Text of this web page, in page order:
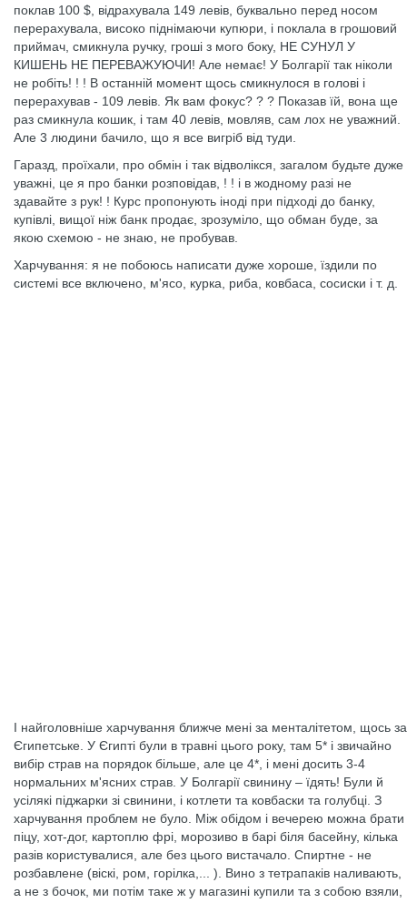
поклав 100 $, відрахувала 149 левів, буквально перед носом
перерахувала, високо піднімаючи купюри, і поклала в грошовий
приймач, смикнула ручку, гроші з мого боку, НЕ СУНУЛ У
КИШЕНЬ НЕ ПЕРЕВАЖУЮЧИ! Але немає! У Болгарії так ніколи
не робіть! ! ! В останній момент щось смикнулося в голові і
перерахував - 109 левів. Як вам фокус? ? ? Показав їй, вона ще
раз смикнула кошик, і там 40 левів, мовляв, сам лох не уважний.
Але 3 людини бачило, що я все вигріб від туди.
Гаразд, проїхали, про обмін і так відволікся, загалом будьте дуже
уважні, це я про банки розповідав, ! ! і в жодному разі не
здавайте з рук! ! Курс пропонують іноді при підході до банку,
купівлі, вищої ніж банк продає, зрозуміло, що обман буде, за
якою схемою - не знаю, не пробував.
Харчування: я не побоюсь написати дуже хороше, їздили по
системі все включено, м'ясо, курка, риба, ковбаса, сосиски і т. д.
І найголовніше харчування ближче мені за менталітетом, щось за
Єгипетське. У Єгипті були в травні цього року, там 5* і звичайно
вибір страв на порядок більше, але це 4*, і мені досить 3-4
нормальних м'ясних страв. У Болгарії свинину – їдять! Були й
усілякі піджарки зі свинини, і котлети та ковбаски та голубці. З
харчування проблем не було. Між обідом і вечерею можна брати
піцу, хот-дог, картоплю фрі, морозиво в барі біля басейну, кілька
разів користувалися, але без цього вистачало. Спиртне - не
розбавлене (віскі, ром, горілка,... ). Вино з тетрапаків наливають,
а не з бочок, ми потім таке ж у магазині купили та з собою взяли,